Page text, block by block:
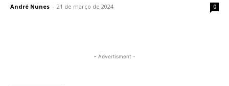
André Nunes - 21 de março de 2024 0
- Advertisment -